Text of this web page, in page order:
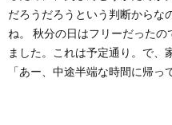
だろうだろうという判断からな
ね。 秋分の日はフリーだった
ました。これは予定通り。で、
「あー、中途半端な時間に帰っ